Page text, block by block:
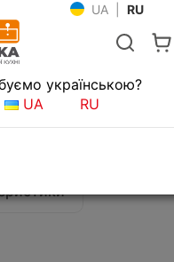
UA RU
мойки
57Х45
українською?
UA
RU